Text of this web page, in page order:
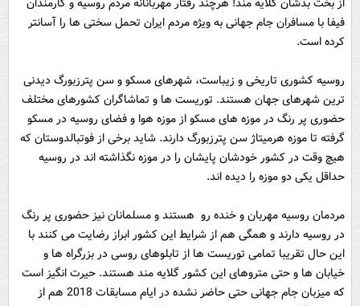
فیفا با مسافران جام جهانی به ویژه مردم ایران تحمل سختی ها را آسانتر
کرده است.
روسیه کشوری تاریخی و زیباست، شهرهای مسکو و سن پترزبورگ دیدنی
ترین شهرهای جهان هستند. توریست ها و تماشاگران کشورهای مختلف
حضوری پر رنگ در موزه های مسکو از موزه هوا و فضای روسیه در مسکو
گرفته تا موزه هرمیتاژ سن پترزبورگ دارند. شاید برخی از فوتبالدوستان که
هیچ وقت در کشور خودشان پایشان را در موزه نگذاشته اند در روسیه
حداقل یکی دو موزه را دیده اند.
مردمان روسیه مهربان و خنده رو هستند و مسلمانان نیز حضوری پر رنگ
در روسیه دارند و همگی هم از شرایط این کشور ابراز رضایت می کنند با
این حال تقریبا تمامی توریست ها از تابلوهای روسی در بزرگراه ها و
خیابان ها و حتی متروهای این کشور گلایه مند هستند. حیرت انگیز است
که میزبان جام جهانی حتی حاضر نشده در ایام مسابقات 2018 هم از